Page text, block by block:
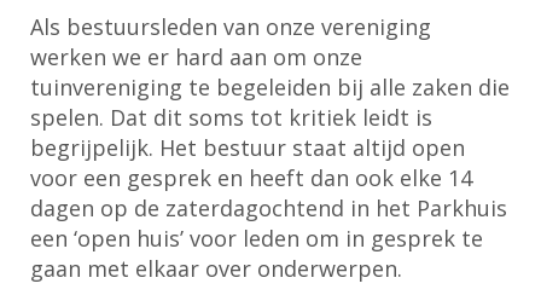
Als bestuursleden van onze vereniging
werken we er hard aan om onze
tuinvereniging te begeleiden bij alle zaken die
spelen. Dat dit soms tot kritiek leidt is
begrijpelijk. Het bestuur staat altijd open
voor een gesprek en heeft dan ook elke 14
dagen op de zaterdagochtend in het Parkhuis
een ‘open huis’ voor leden om in gesprek te
gaan met elkaar over onderwerpen.